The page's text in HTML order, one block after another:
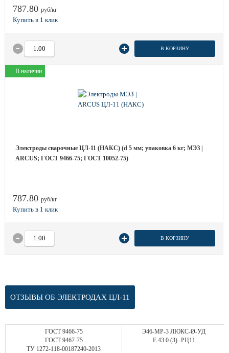
787.80 руб/кг
В КОРЗИНУ
В наличии
Электроды сварочные ЦЛ-11 (НАКС) (d 5 мм; упаковка 6 кг; МЭЗ |
ARCUS; ГОСТ 9466-75; ГОСТ 10052-75)
787.80 руб/кг
В КОРЗИНУ
ОТЗЫВЫ ОБ ЭЛЕКТРОДАХ ЦЛ-11
ГОСТ 9466-75
ГОСТ 9467-75
ТУ 1272-118-00187240-2013
Э46-МР-3 ЛЮКС-Ø-УД
Е 43 0 (3) -РЦ11